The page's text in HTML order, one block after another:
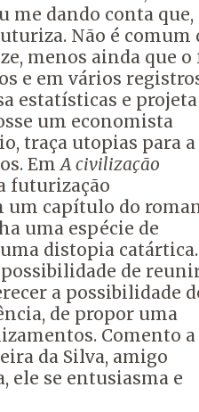
me dando conta que,
Não é comum
menos ainda que o
e em vários
estatísticas e projeta
um economista
traça utopias para a
EmA civilização
futurização
capítulo do
uma espécie de
distopia catártica.
de
a possibilidade
de propor uma
Comento a
da Silva, amigo
ele se entusiasma e